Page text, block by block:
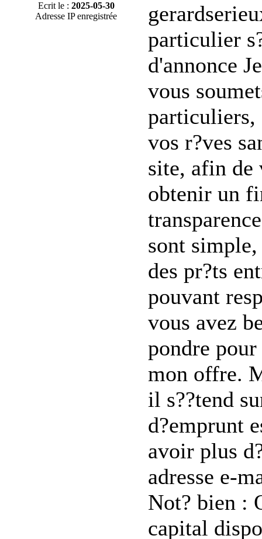
Ecrit le : 2025-05-30
Adresse IP enregistrée
particulier
d'annonce
vous
particuliers,
vos r?ves
site, afin de
obtenir un
sont
des pr?ts
pouvant
vous avez
pondre
mon offre.
il s??tend
d?emprunt
avoir plus
adresse e-
Not? bien :
capital